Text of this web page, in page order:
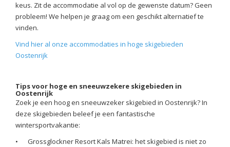
keus. Zit de accommodatie al vol op de gewenste datum? Geen
probleem! We helpen je graag om een geschikt alternatief te
vinden.
Vind hier al onze accommodaties in hoge skigebieden
Oostenrijk
Tips voor hoge en sneeuwzekere skigebieden in
Oostenrijk
Zoek je een hoog en sneeuwzeker skigebied in Oostenrijk? In
deze skigebieden beleef je een fantastische
wintersportvakantie:
•
Grossglockner Resort Kals Matrei: het skigebied is niet zo